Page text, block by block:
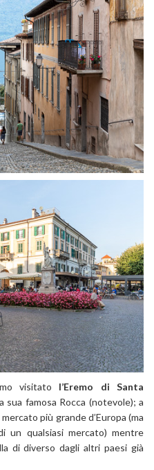
visitato l’Eremo di Santa
sua famosa Rocca (notevole); a
più grande d’Europa (ma
un qualsiasi mercato) mentre
di diverso dagli altri paesi già